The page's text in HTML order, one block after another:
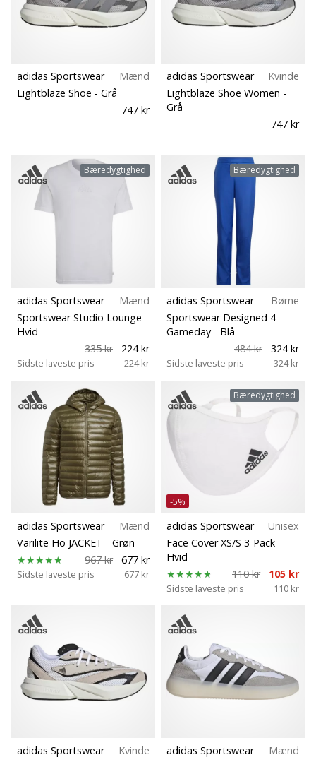
vores
Weplayvolleyball
du
den
Så
lad
11. 8. 2022
•
2 min. Læsning
Weplayvolleyball
program
Har
du
egen
hjemmeside,
blog,
administrerer
Facebook-
side
eller
diskussionsforum?
tjene.
en
del…
artikler
Størrelse
Kollektion
Funktion
Model
Bæredygtige
Typer af sko
adidas Sportswear
Mænd
Lightblaze Shoe - Grå
747 kr
adidas Sportswear
Kvinde
Lightblaze Shoe Women -
Grå
747 kr
Bæredygtighed
adidas Sportswear
Mænd
Sportswear Studio Lounge -
Hvid
335 kr
224 kr
Sidste laveste pris 224 kr
Bæredygtighed
adidas Sportswear
Børne
Sportswear Designed 4
Gameday - Blå
484 kr
324 kr
Sidste laveste pris 324 kr
adidas Sportswear
Mænd
Varilite Ho JACKET - Grøn
967 kr
677 kr
Sidste laveste pris 677 kr
Bæredygtighed
-5%
adidas Sportswear
Unisex
Face Cover XS/S 3-Pack -
Hvid
110 kr
105 kr
Sidste laveste pris 110 kr
adidas Sportswear
Kvinde
adidas Sportswear
Mænd